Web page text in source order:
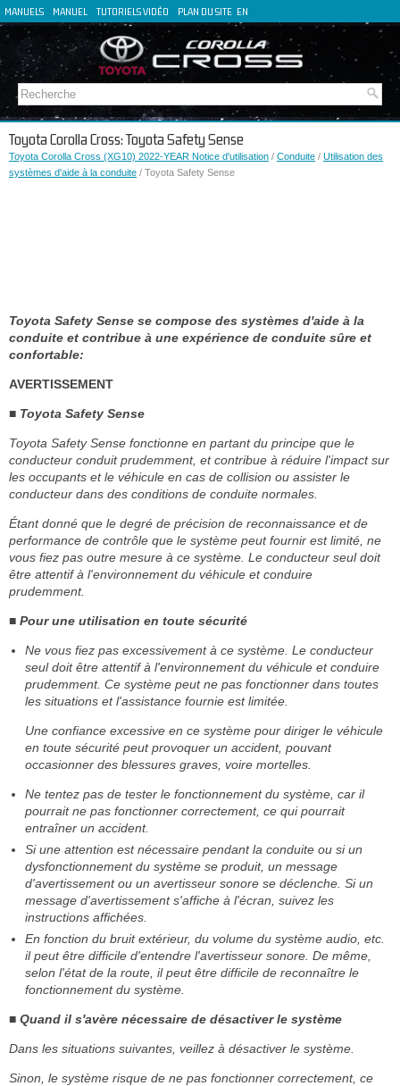
MANUELS MANUEL TUTORIELS VIDÉO PLAN DU SITE EN
DE
IT
Toyota Corolla Cross: Toyota Safety Sense
Toyota Corolla Cross (XG10) 2022-YEAR Notice d'utilisation / Conduite / Utilisation des
systèmes d'aide à la conduite / Toyota Safety Sense
Toyota Safety Sense se compose des systèmes d'aide à la
conduite et contribue à une expérience de conduite sûre et
confortable:
AVERTISSEMENT
■ Toyota Safety Sense
Toyota Safety Sense fonctionne en partant du principe que le
conducteur conduit prudemment, et contribue à réduire l'impact sur
les occupants et le véhicule en cas de collision ou assister le
conducteur dans des conditions de conduite normales.
Étant donné que le degré de précision de reconnaissance et de
performance de contrôle que le système peut fournir est limité, ne
vous fiez pas outre mesure à ce système. Le conducteur seul doit
être attentif à l'environnement du véhicule et conduire
prudemment.
■ Pour une utilisation en toute sécurité
Ne vous fiez pas excessivement à ce système. Le conducteur
seul doit être attentif à l'environnement du véhicule et conduire
prudemment. Ce système peut ne pas fonctionner dans toutes
les situations et l'assistance fournie est limitée.
Une confiance excessive en ce système pour diriger le véhicule
en toute sécurité peut provoquer un accident, pouvant
occasionner des blessures graves, voire mortelles.
Ne tentez pas de tester le fonctionnement du système, car il
pourrait ne pas fonctionner correctement, ce qui pourrait
entraîner un accident.
Si une attention est nécessaire pendant la conduite ou si un
dysfonctionnement du système se produit, un message
d'avertissement ou un avertisseur sonore se déclenche. Si un
message d'avertissement s'affiche à l'écran, suivez les
instructions affichées.
En fonction du bruit extérieur, du volume du système audio, etc.
il peut être difficile d'entendre l'avertisseur sonore. De même,
selon l'état de la route, il peut être difficile de reconnaître le
fonctionnement du système.
■ Quand il s'avère nécessaire de désactiver le système
Dans les situations suivantes, veillez à désactiver le système.
Sinon, le système risque de ne pas fonctionner correctement, ce